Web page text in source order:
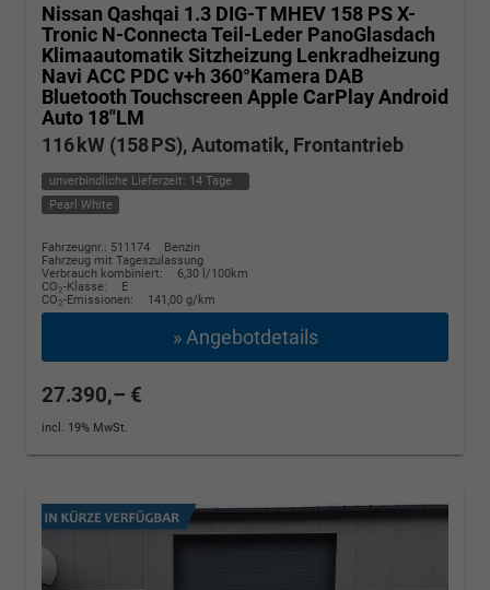
Nissan Qashqai 1.3 DIG-T MHEV 158 PS X-
Tronic N-Connecta Teil-Leder PanoGlasdach
Klimaautomatik Sitzheizung Lenkradheizung
Navi ACC PDC v+h 360°Kamera DAB
Bluetooth Touchscreen Apple CarPlay Android
Auto 18"LM
116 kW (158 PS), Automatik, Frontantrieb
unverbindliche Lieferzeit: 14 Tage
Pearl White
Fahrzeugnr.: 511174
Benzin
Fahrzeug mit Tageszulassung
Verbrauch kombiniert:
6,30 l/100km
CO2-Klasse:
E
CO2-Emissionen: 141,00 g/km
» Angebotdetails
27.390,– €
incl. 19% MwSt.